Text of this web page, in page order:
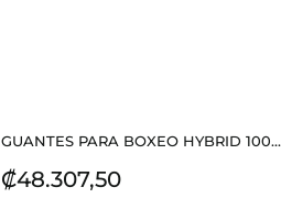
GUANTES PARA BOXEO HYBRID 100...
Precio
₡48.307,50